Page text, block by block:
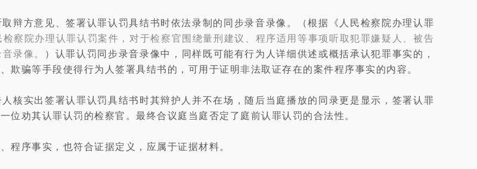
辩方意见、签署认罪认罚具结书时依法录制的同步录音录像。（根据《人民检察院办理认罪
检察院办理认罪认罚案件，对于检察官围绕量刑建议、程序适用等事项听取犯罪嫌疑人、被告
录像。
）认罪认罚同步录音录像中，同样既可能有行为人详细供述或概括承认犯罪事实的，
骗等手段使得行为人签署具结书的，可用于证明非法取证存在的案件程序事实的内容。
核实出签署认罪认罚具结书时其辩护人并不在场，随后当庭播放的同录更是显示，签署认罪
劝其认罪认罚的检察官。最终合议庭当庭否定了庭前认罪认罚的合法性。
程序事实，也符合证据定义，应属于证据材料。